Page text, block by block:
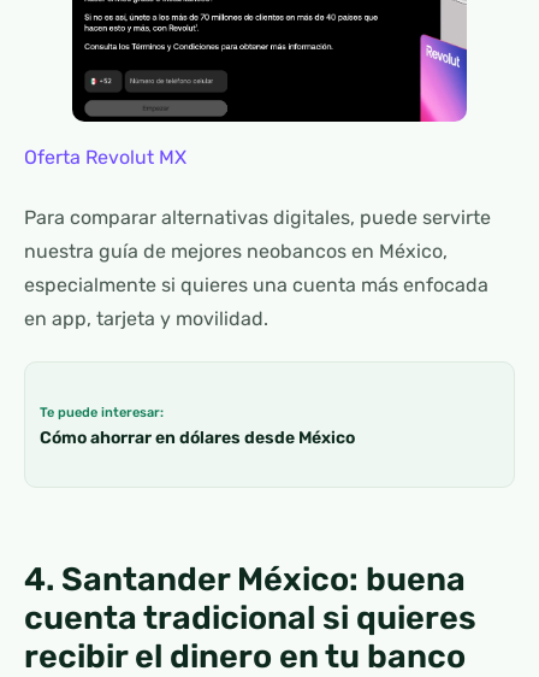
Oferta Revolut MX
Para comparar alternativas digitales, puede servirte
nuestra guía de mejores neobancos en México,
especialmente si quieres una cuenta más enfocada
en app, tarjeta y movilidad.
Te puede interesar:
Cómo ahorrar en dólares desde México
4. Santander México: buena
cuenta tradicional si quieres
recibir el dinero en tu banco